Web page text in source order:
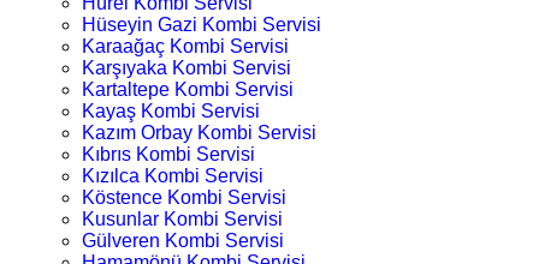
Hüseyin Gazi Kombi Servisi
Karaağaç Kombi Servisi
Karşıyaka Kombi Servisi
Kartaltepe Kombi Servisi
Kayaş Kombi Servisi
Kazım Orbay Kombi Servisi
Kıbrıs Kombi Servisi
Kızılca Kombi Servisi
Köstence Kombi Servisi
Kusunlar Kombi Servisi
Gülveren Kombi Servisi